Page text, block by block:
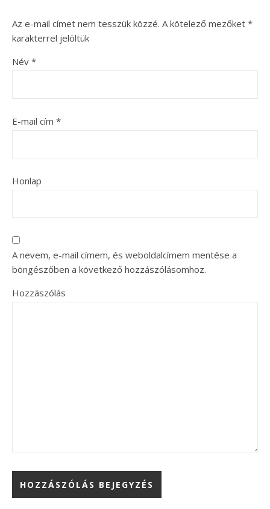
Az e-mail címet nem tesszük közzé. A kötelező mezőket *
karakterrel jelöltük
Név *
E-mail cím *
Honlap
A nevem, e-mail címem, és weboldalcímem mentése a
böngészőben a következő hozzászólásomhoz.
Hozzászólás